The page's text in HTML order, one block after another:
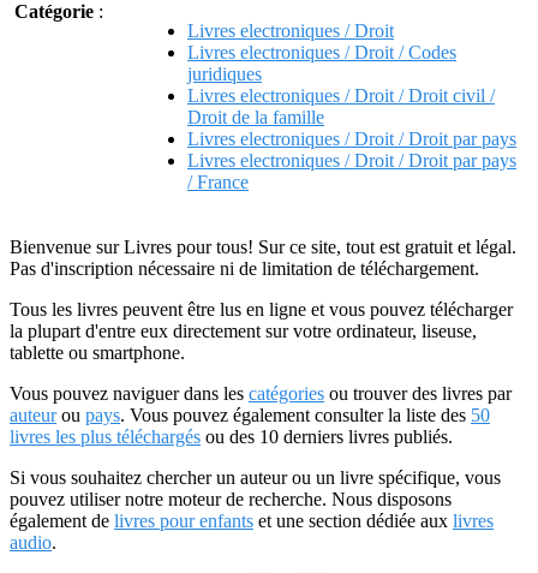
Catégorie :
Livres electroniques / Droit
Livres electroniques / Droit / Codes
juridiques
Livres electroniques / Droit / Droit civil /
Droit de la famille
Livres electroniques / Droit / Droit par pays
Livres electroniques / Droit / Droit par pays
/ France
Bienvenue sur Livres pour tous! Sur ce site, tout est gratuit et légal.
Pas d'inscription nécessaire ni de limitation de téléchargement.
Tous les livres peuvent être lus en ligne et vous pouvez télécharger
la plupart d'entre eux directement sur votre ordinateur, liseuse,
tablette ou smartphone.
Vous pouvez naviguer dans les catégories ou trouver des livres par
auteurou pays. Vous pouvez également consulter la liste des 50
livres les plus téléchargés ou des 10 derniers livres publiés.
Si vous souhaitez chercher un auteur ou un livre spécifique, vous
pouvez utiliser notre moteur de recherche. Nous disposons
également de livres pour enfants et une section dédiée aux livres
audio.